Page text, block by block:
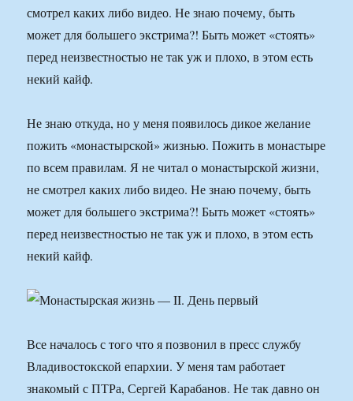
смотрел каких либо видео. Не знаю почему, быть
может для большего экстрима?! Быть может «стоять»
перед неизвестностью не так уж и плохо, в этом есть
некий кайф.
Не знаю откуда, но у меня появилось дикое желание
пожить «монастырской» жизнью. Пожить в монастыре
по всем правилам. Я не читал о монастырской жизни,
не смотрел каких либо видео. Не знаю почему, быть
может для большего экстрима?! Быть может «стоять»
перед неизвестностью не так уж и плохо, в этом есть
некий кайф.
Все началось с того что я позвонил в пресс службу
Владивостокской епархии. У меня там работает
знакомый с ПТРа, Сергей Карабанов. Не так давно он